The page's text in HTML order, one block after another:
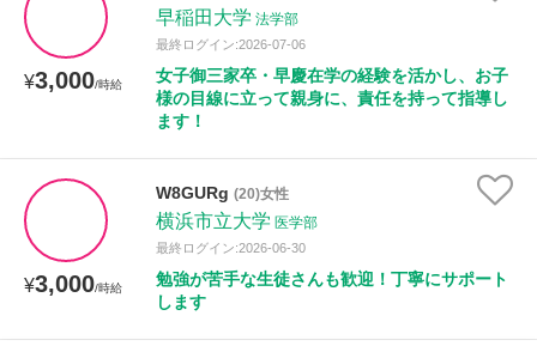
¥3,000/時給
早稲田大学 法学部
最終ログイン:2026-07-06
女子御三家卒・早慶在学の経験を活かし、お子
様の目線に立って親身に、責任を持って指導し
ます！
¥3,000/時給
W8GURg (20)女性
横浜市立大学 医学部
最終ログイン:2026-06-30
勉強が苦手な生徒さんも歓迎！丁寧にサポート
します
授業可能日
火曜日
土曜日 日曜日
所属大学